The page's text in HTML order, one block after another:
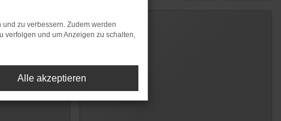
zu verbessern. Zudem werden
verfolgen und um Anzeigen zu schalten,
Alle akzeptieren